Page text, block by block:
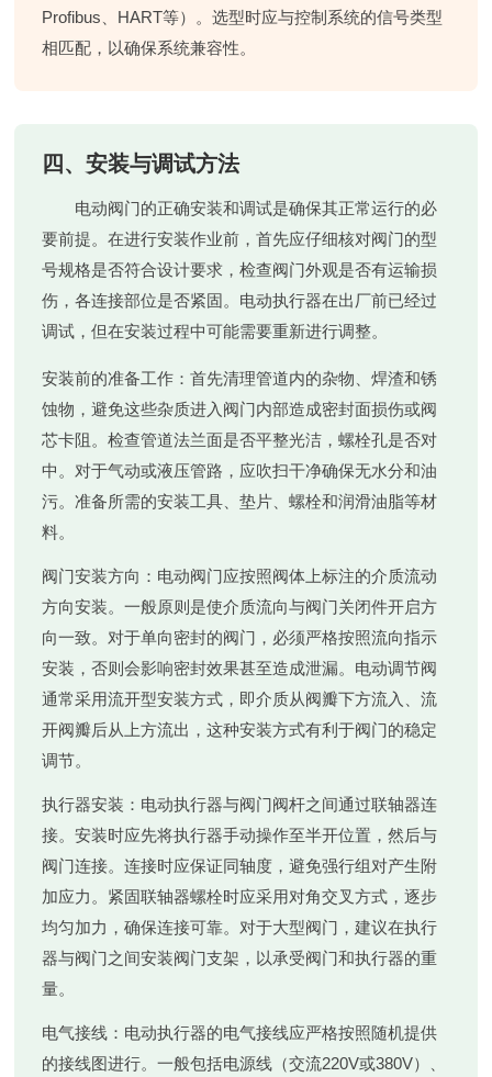
Profibus、HART等）。选型时应与控制系统的信号类型
相匹配，以确保系统兼容性。
四、安装与调试方法
电动阀门的正确安装和调试是确保其正常运行的必
要前提。在进行安装作业前，首先应仔细核对阀门的型
号规格是否符合设计要求，检查阀门外观是否有运输损
伤，各连接部位是否紧固。电动执行器在出厂前已经过
调试，但在安装过程中可能需要重新进行调整。
安装前的准备工作 ：首先清理管道内的杂物、焊渣和锈
蚀物，避免这些杂质进入阀门内部造成密封面损伤或阀
芯卡阻。检查管道法兰面是否平整光洁，螺栓孔是否对
中。对于气动或液压管路，应吹扫干净确保无水分和油
污。准备所需的安装工具、垫片、螺栓和润滑油脂等材
料。
阀门安装方向 ：电动阀门应按照阀体上标注的介质流动
方向安装。一般原则是使介质流向与阀门关闭件开启方
向一致。对于单向密封的阀门，必须严格按照流向指示
安装，否则会影响密封效果甚至造成泄漏。电动调节阀
通常采用流开型安装方式，即介质从阀瓣下方流入、流
开阀瓣后从上方流出，这种安装方式有利于阀门的稳定
调节。
执行器安装 ：电动执行器与阀门阀杆之间通过联轴器连
接。安装时应先将执行器手动操作至半开位置，然后与
阀门连接。连接时应保证同轴度，避免强行组对产生附
加应力。紧固联轴器螺栓时应采用对角交叉方式，逐步
均匀加力，确保连接可靠。对于大型阀门，建议在执行
器与阀门之间安装阀门支架，以承受阀门和执行器的重
量。
电气接线 ：电动执行器的电气接线应严格按照随机提供
的接线图进行。一般包括电源线（交流220V或380V）、